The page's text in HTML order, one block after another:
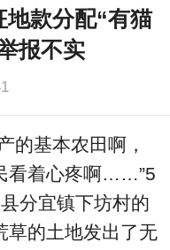
地款分配“有猫
报不实
的基本农田啊，
看着心疼啊……”5
分宜镇下坊村的
草的土地发出了无